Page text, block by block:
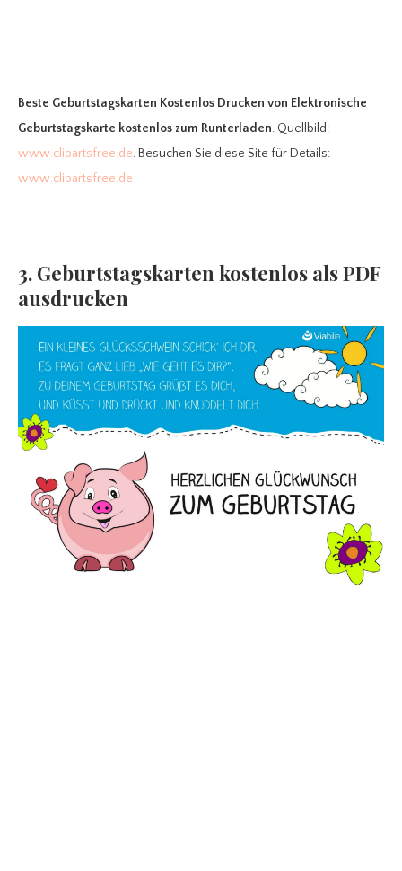
Beste Geburtstagskarten Kostenlos Drucken von Elektronische
Geburtstagskarte kostenlos zum Runterladen. Quellbild:
www.clipartsfree.de. Besuchen Sie diese Site für Details:
www.clipartsfree.de
3. Geburtstagskarten kostenlos als PDF
ausdrucken